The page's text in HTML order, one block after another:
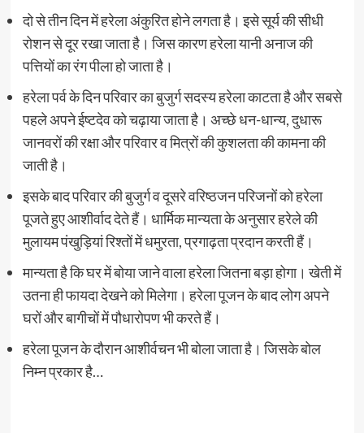
दो से तीन दिन में हरेला अंकुरित होने लगता है। इसे सूर्य की सीधी
रोशन से दूर रखा जाता है। जिस कारण हरेला यानी अनाज की
पत्तियों का रंग पीला हो जाता है।
हरेला पर्व के दिन परिवार का बुजुर्ग सदस्य हरेला काटता है और सबसे
पहले अपने ईष्‍टदेव को चढ़ाया जाता है। अच्छे धन-धान्य, दुधारू
जानवरों की रक्षा और परिवार व मित्रों की कुशलता की कामना की
जाती है।
इसके बाद परिवार की बुजुर्ग व दूसरे वरिष्ठजन परिजनों को हरेला
पूजते हुए आशीर्वाद देते हैं। धार्मिक मान्‍यता के अनुसार हरेले की
मुलायम पंखुड़ियां रिश्तों में धमुरता, प्रगाढ़ता प्रदान करती हैं।
मान्यता है कि घर में बोया जाने वाला हरेला जितना बड़ा होगा। खेती में
उतना ही फायदा देखने को मिलेगा। हरेला पूजन के बाद लोग अपने
घरों और बागीचों में पौधारोपण भी करते हैं।
हरेला पूजन के दौरान आशीर्वचन भी बोला जाता है। जिसके बोल
निम्‍न प्रकार है…